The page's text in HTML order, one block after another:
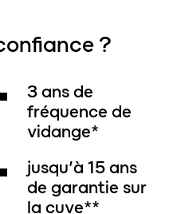
?
3 ansde
fréquence de
vidange*
jusqu’à 15 ans
de garantie sur
la cuve**